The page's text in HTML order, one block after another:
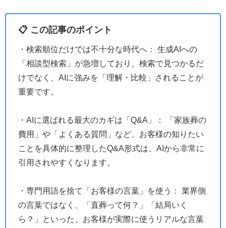
📋 この記事のポイント
・検索順位だけでは不十分な時代へ： 生成AIへの
「相談型検索」が急増しており、検索で見つかるだ
けでなく、AIに強みを「理解・比較」されることが
重要です。
・AIに選ばれる最大のカギは「Q&A」： 「家族葬の
費用」や「よくある質問」など、お客様の知りたい
ことを具体的に整理したQ&A形式は、AIから非常に
引用されやすくなります。
・専門用語を捨て「お客様の言葉」を使う： 業界側
の言葉ではなく、「直葬って何？」「結局いく
ら？」といった、お客様が実際に使うリアルな言葉